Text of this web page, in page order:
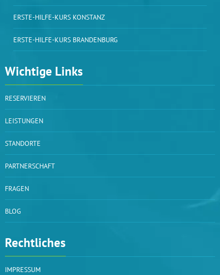
ERSTE-HILFE-KURS KONSTANZ
ERSTE-HILFE-KURS BRANDENBURG
Wichtige Links
RESERVIEREN
LEISTUNGEN
STANDORTE
PARTNERSCHAFT
FRAGEN
BLOG
Rechtliches
IMPRESSUM